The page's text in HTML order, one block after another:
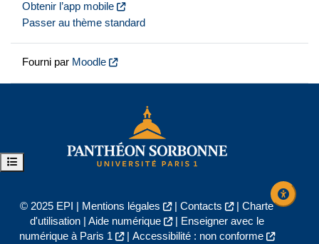
Ouvrir l’index du cours
Obtenir l’app mobile
Passer au thème standard
Fourni par Moodle
© 2025 EPI | Mentions légales | Contacts | Charte
d'utilisation| Aide numérique |
Enseigner avec le
numérique à Paris 1
| Accessibilité : non conforme